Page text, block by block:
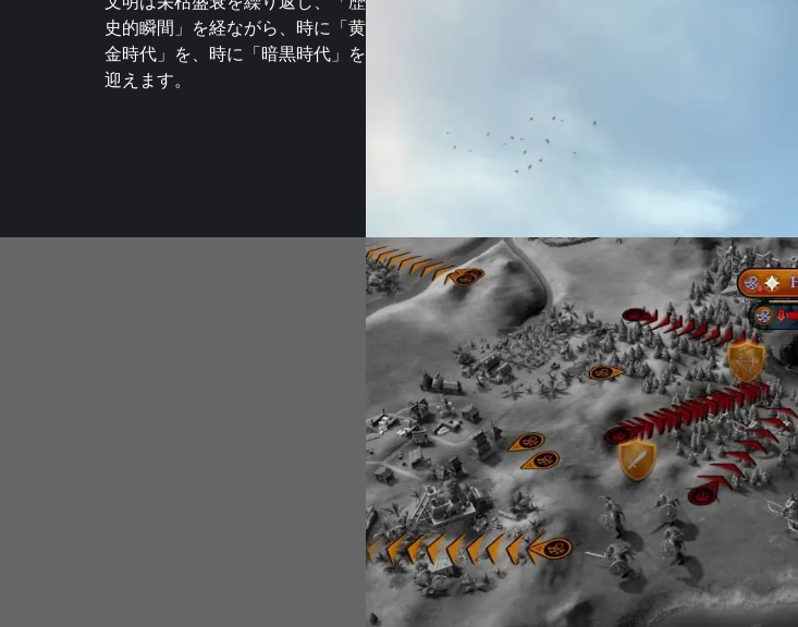
史的瞬間」を経ながら、時に「黄
金時代」を、時に「暗黒時代」を
迎えます。